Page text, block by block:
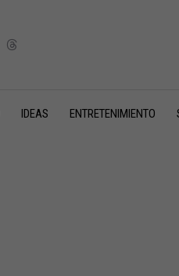
IDEAS ENTRETENIMIENTO